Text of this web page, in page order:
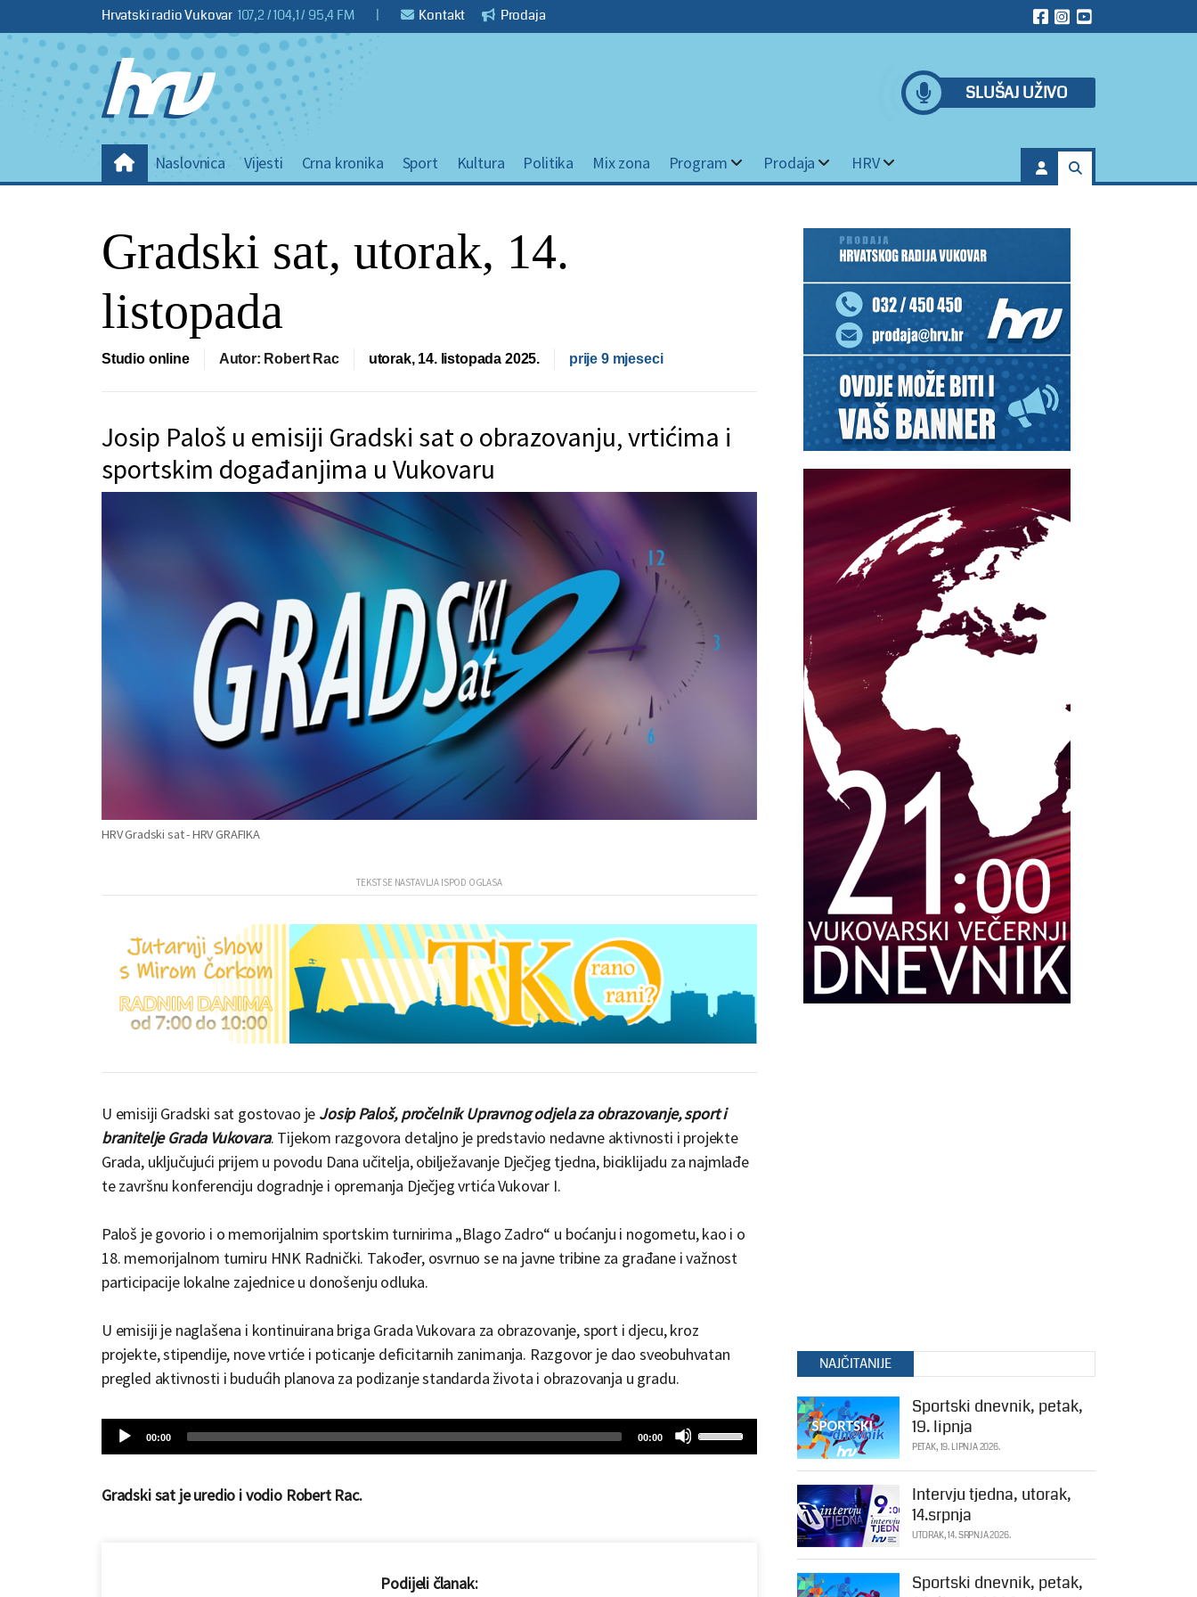
Hrvatski radio Vukovar 107,2 / 104,1 / 95,4 FM | Kontakt Prodaja
SLUŠAJ UŽIVO
Naslovnica Vijesti Crna kronika Sport Kultura Politika Mix zona Program Prodaja HRV
Gradski sat, utorak, 14.
listopada
Studio online Autor: Robert Rac utorak, 14. listopada 2025. prije 9 mjeseci
Josip Paloš u emisiji Gradski sat o obrazovanju, vrtićima i
sportskim događanjima u Vukovaru
HRV Gradski sat - HRV GRAFIKA
U emisiji Gradski sat gostovao je Josip Paloš, pročelnik Upravnog odjela za obrazovanje, sport i
branitelje Grada Vukovara. Tijekom razgovora detaljno je predstavio nedavne aktivnosti i projekte
Grada, uključujući prijem u povodu Dana učitelja, obilježavanje Dječjeg tjedna, biciklijadu za najmlađe
te završnu konferenciju dogradnje i opremanja Dječjeg vrtića Vukovar I.
Paloš je govorio i o memorijalnim sportskim turnirima „Blago Zadro“ u boćanju i nogometu, kao i o
18. memorijalnom turniru HNK Radnički. Također, osvrnuo se na javne tribine za građane i važnost
participacije lokalne zajednice u donošenju odluka.
U emisiji je naglašena i kontinuirana briga Grada Vukovara za obrazovanje, sport i djecu, kroz
projekte, stipendije, nove vrtiće i poticanje deficitarnih zanimanja. Razgovor je dao sveobuhvatan
pregled aktivnosti i budućih planova za podizanje standarda života i obrazovanja u gradu.
Audio
Player
Current
00:00
Total
00:00
Use
Up/Down
Gradski sat je uredio i vodio Robert Rac.
Podijeli članak:
NAJČITANIJE
Sportski dnevnik, petak,
19. lipnja
PETAK, 19. LIPNJA 2026.
Intervju tjedna, utorak,
14.srpnja
UTORAK, 14. SRPNJA 2026.
Sportski dnevnik, petak,